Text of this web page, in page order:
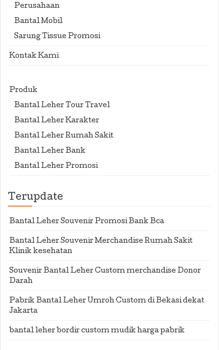
Perusahaan
Bantal Mobil
Sarung Tissue Promosi
Kontak Kami
Produk
Bantal Leher Tour Travel
Bantal Leher Karakter
Bantal Leher Rumah Sakit
Bantal Leher Bank
Bantal Leher Promosi
Terupdate
Bantal Leher Souvenir Promosi Bank Bca
Bantal Leher Souvenir Merchandise Rumah Sakit
Klinik kesehatan
Souvenir Bantal Leher Custom merchandise Donor
Darah
Pabrik Bantal Leher Umroh Custom di Bekasi dekat
Jakarta
bantal leher bordir custom mudik harga pabrik